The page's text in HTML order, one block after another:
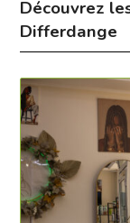
Découvrez
Differdange